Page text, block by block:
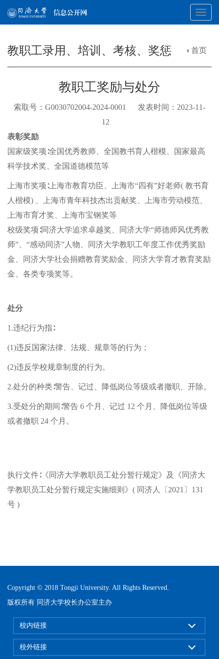
教职工录用、培训、考核、奖惩 首页
教职工奖励与处分
索取号：G0030702004-2024-0001 发表时间：2023-11-
12
表彰奖励
国家级奖项∶全国优秀教师、全国教书育人楷模、国家最高
科学技术奖、全国道德模范等
上海市奖项∶上海市教育功臣、上海市“四有”好老师( 教书育
人楷模) 、上海市青年科技杰出贡献奖、上海市劳动模范、
上海市育才奖、上海市宝钢奖等
校级奖项∶同济大学追求卓越奖、同济大学“师德师风优秀教
师”、 “感动同济”人物、同济大学教职工年度工作优秀奖励
金、同济大学社会捐赠教育奖励金、同济大学育才教育奖励
金、各类专项奖等。
处分
1.违纪行为指∶
(1)违反国家法律、法规、规章等的行为；
(2)违反学校规章制度的行为。
2.处分的种类∶警告、记过、降低岗位等级或者撤职、开除。
3.受处分的期间∶警告 6 个月、记过 12 个月、降低岗位等级
或者撤职 24 个月。
执行文件∶《同济大学教职员工处分暂行规定》及《同济大
学教职员工处分暂行规定实施细则》( 同济人〔2021〕131
号 )
Copyright © 2018 Tongji University. All Rights Reserved.
版权所有 同济大学校长办公室主办